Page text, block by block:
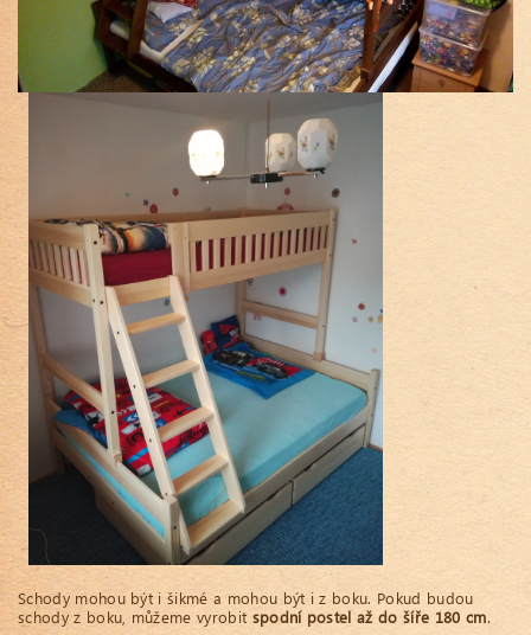
Schody mohou být i šikmé a mohou být i z boku. Pokud budou
schody z boku, můžeme vyrobit spodní postel až do šíře 180 cm.